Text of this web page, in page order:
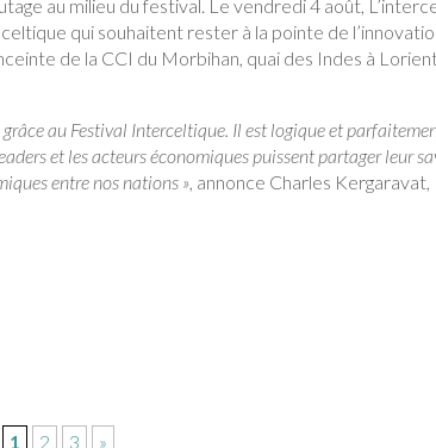
au milieu du festival. Le vendredi 4 août,
qui souhaitent rester à la pointe de
de la CCI du Morbihan, quai des Indes à
au Festival Interceltique. Il est logique et
et les acteurs économiques puissent partager leur
entre nos nations », annonce Charles Kergaravat,
1 2 3 »